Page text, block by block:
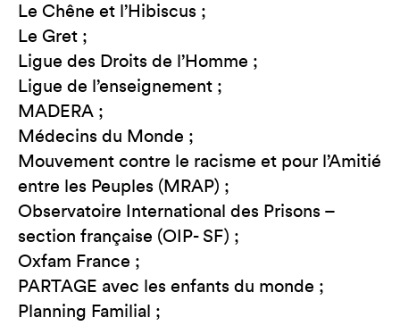
Le Chêne et l’Hibiscus ;
Le Gret ;
Ligue des Droits de l’Homme ;
Ligue de l’enseignement ;
MADERA ;
Médecins du Monde ;
Mouvement contre le racisme et pour l’Amitié
entre les Peuples (MRAP) ;
Observatoire International des Prisons –
section française (OIP- SF) ;
Oxfam France ;
PARTAGE avec les enfants du monde ;
Planning Familial ;